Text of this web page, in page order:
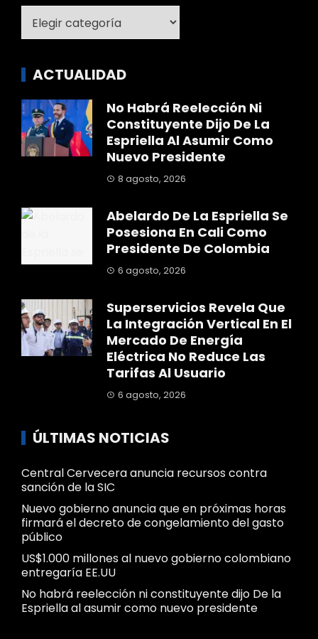
ACTUALIDAD
No Habrá Reelección Ni
Constituyente Dijo De La
Espriella Al Asumir Como
Nuevo Presidente
8 agosto, 2026
Abelardo De La Espriella Se
Posesiona En Cali Como
Presidente De Colombia
6 agosto, 2026
Superservicios Revela Que
La Integración Vertical En El
Mercado De Energía
Eléctrica No Reduce Las
Tarifas Al Usuario
6 agosto, 2026
ÚLTIMAS NOTICIAS
Central Cervecera anuncia recursos contra
sanción de la SIC
Nuevo gobierno anuncia que en próximas horas
firmará el decreto de congelamiento del gasto
público
US$1.000 millones al nuevo gobierno colombiano
entregaría EE.UU
No habrá reelección ni constituyente dijo De la
Espriella al asumir como nuevo presidente